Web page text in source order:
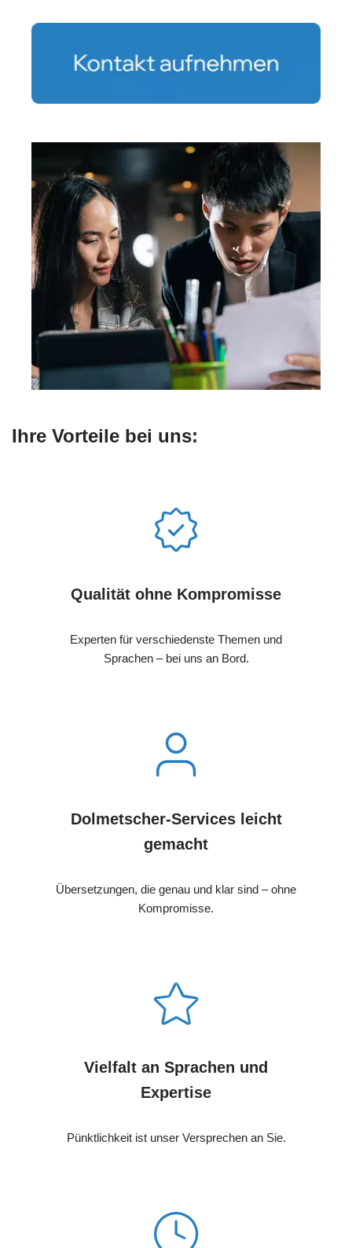
Ihre Vorteile bei uns:
Qualität ohne Kompromisse
Experten für verschiedenste Themen und
Sprachen – bei uns an Bord.
Dolmetscher-Services leicht
gemacht
Übersetzungen, die genau und klar sind – ohne
Kompromisse.
Vielfalt an Sprachen und
Expertise
Pünktlichkeit ist unser Versprechen an Sie.